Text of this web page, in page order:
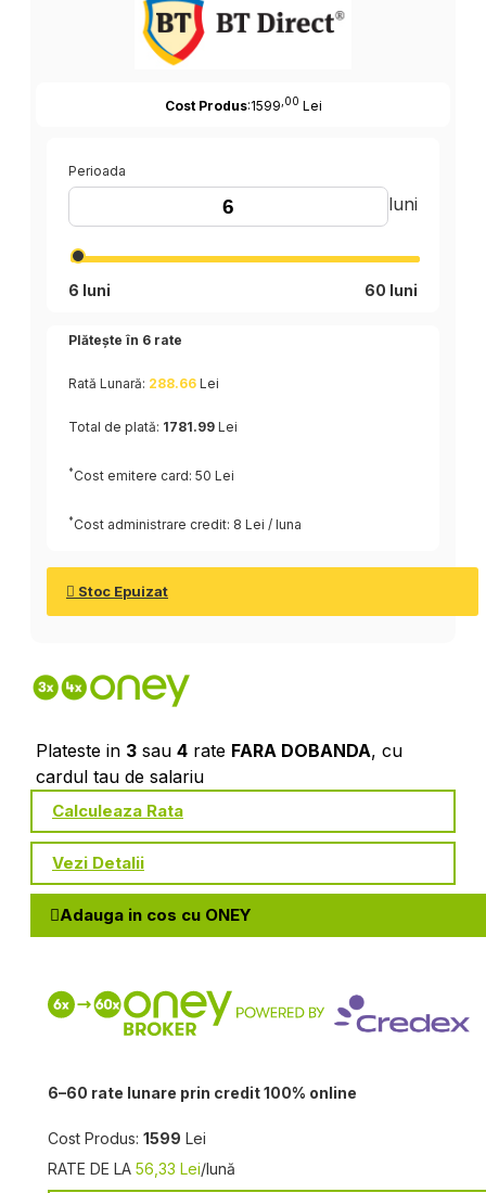
Cost Produs:1599 ,00 Lei
Perioada
luni
6 luni 60 luni
Plătește în 6 rate
Rată Lunară: 288.66 Lei
Total de plată: 1781.99 Lei
* Cost emitere card: 50 Lei
* Cost administrare credit: 8 Lei / luna
Stoc Epuizat
Plateste in 3 sau 4 rate FARA DOBANDA, cu
cardul tau de salariu
Calculeaza Rata
Vezi Detalii
Adauga in cos cu ONEY
6–60 rate lunare prin credit 100% online
Cost Produs: 1599 Lei
RATE DE LA 56,33 Lei/lună